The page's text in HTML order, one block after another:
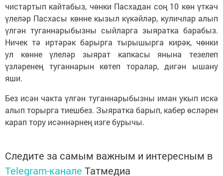
чистартып кайтабыз, чөнки Пасхадан соң 10 көн үткәч
үлеләр Пасхасы көнне кызыл күкәйләр, куличлар алып
үлгән туганнарыбызны сыйларга зыяратка барабыз.
Ничек тә иртәрәк барырга тырышырга кирәк, чөнки
ул көнне үлеләр зыярат капкасы янына тезелеп
үзләренең туганнарын көтеп торалар, дигән ышану
яши.
Без исән чакта үлгән туганнарыбызны иман укып искә
алып торырга тиешбез. Зыяратка барып, кабер өсләрен
карап тору исәннәрнең изге бурычы.
Следите за самым важным и интересным в
Telegram-канале Татмедиа